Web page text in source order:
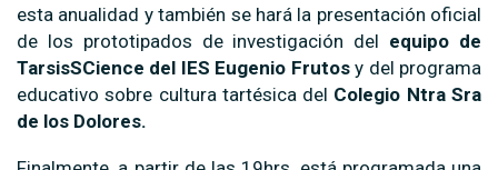
esta anualidad y también se hará la presentación oficial
de los prototipados de investigación del equipo de
TarsisSCience del IES Eugenio Frutosy del programa
educativo sobre cultura tartésica del Colegio Ntra Sra
de los Dolores.